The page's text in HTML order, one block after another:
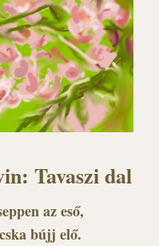
Tavaszi dal
az eső,
bújj elő.